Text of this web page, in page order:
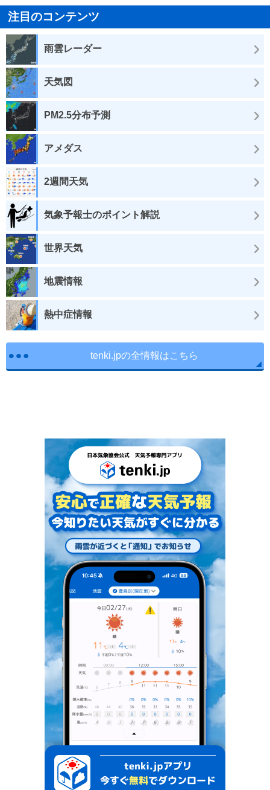
注目のコンテンツ
雨雲レーダー
天気図
PM2.5分布予測
アメダス
2週間天気
気象予報士のポイント解説
世界天気
地震情報
熱中症情報
tenki.jpの全情報はこちら